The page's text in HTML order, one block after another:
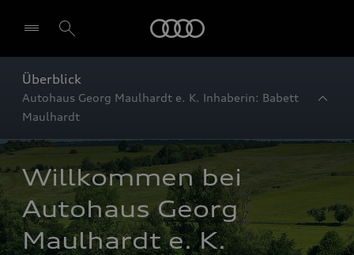
Überblick
Autohaus Georg Maulhardt e. K. Inhaberin: Babett
Maulhardt
Willkommen bei
Autohaus Georg
Maulhardt e. K.